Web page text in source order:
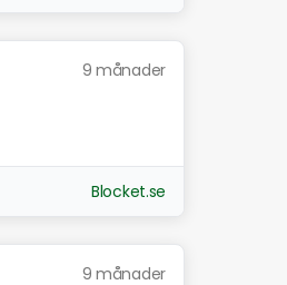
9 månader
Blocket.se
9 månader